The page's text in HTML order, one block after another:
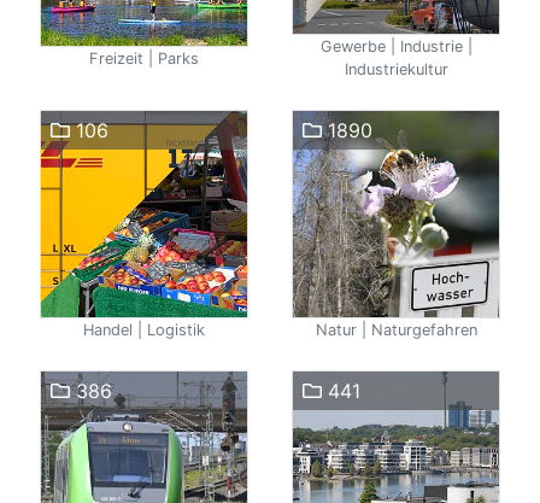
Freizeit | Parks
Gewerbe | Industrie |
Industriekultur
106
Handel | Logistik
1890
Natur | Naturgefahren
386 441